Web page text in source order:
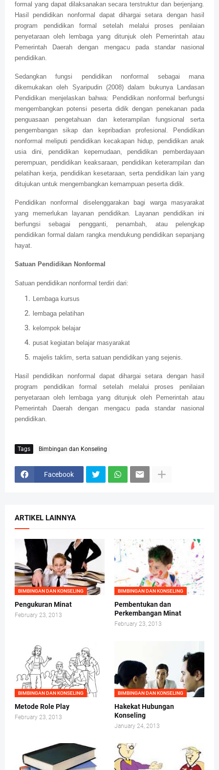
formal yang dapat dilaksanakan secara terstruktur dan berjenjang.
Hasil pendidikan nonformal dapat dihargai setara dengan hasil
program pendidikan formal setelah melalui proses penilaian
penyetaraan oleh lembaga yang ditunjuk oleh Pemerintah atau
Pemerintah Daerah dengan mengacu pada standar nasional
pendidikan.
Sedangkan fungsi pendidikan nonformal sebagai mana
dikemukakan oleh Syaripudin (2008) dalam bukunya Landasan
Pendidikan menjelaskan bahwa: Pendidikan nonformal berfungsi
mengembangkan potensi peserta didik dengan penekanan pada
penguasaan pengetahuan dan keterampilan fungsional serta
pengembangan sikap dan kepribadian profesional. Pendidikan
nonformal meliputi pendidikan kecakapan hidup, pendidikan anak
usia dini, pendidikan kepemudaan, pendidikan pemberdayaan
perempuan, pendidikan keaksaraan, pendidikan keterampilan dan
pelatihan kerja, pendidikan kesetaraan, serta pendidikan lain yang
ditujukan untuk mengembangkan kemampuan peserta didik.
Pendidikan nonformal diselenggarakan bagi warga masyarakat
yang memerlukan layanan pendidikan. Layanan pendidikan ini
berfungsi sebagai pengganti, penambah, atau pelengkap
pendidikan formal dalam rangka mendukung pendidikan sepanjang
hayat.
Satuan Pendidikan Nonformal
Satuan pendidikan nonformal terdiri dari:
Lembaga kursus
lembaga pelatihan
kelompok belajar
pusat kegiatan belajar masyarakat
majelis taklim, serta satuan pendidikan yang sejenis.
Hasil pendidikan nonformal dapat dihargai setara dengan hasil
program pendidikan formal setelah melalui proses penilaian
penyetaraan oleh lembaga yang ditunjuk oleh Pemerintah atau
Pemerintah Daerah dengan mengacu pada standar nasional
pendidikan.
Tags Bimbingan dan Konseling
Facebook
ARTIKEL LAINNYA
BIMBINGAN DAN KONSELING
Pengukuran Minat
February 23, 2013
BIMBINGAN DAN KONSELING
Pembentukan dan
Perkembangan Minat
February 23, 2013
BIMBINGAN DAN KONSELING
Metode Role Play
February 23, 2013
BIMBINGAN DAN KONSELING
Hakekat Hubungan
Konseling
January 24, 2013